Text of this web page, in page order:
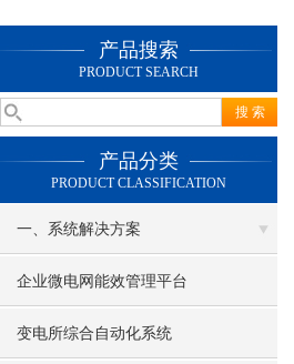
产品搜索
PRODUCT SEARCH
产品分类
PRODUCT CLASSIFICATION
一、系统解决方案
企业微电网能效管理平台
变电所综合自动化系统